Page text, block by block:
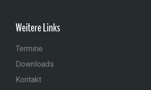
Weitere Links
Termine
Downloads
Kontakt